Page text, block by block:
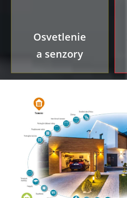
Osvetlenie
a senzory